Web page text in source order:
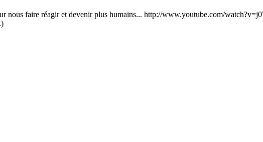
faire réagir et devenir plus humains... http://www.youtube.com/